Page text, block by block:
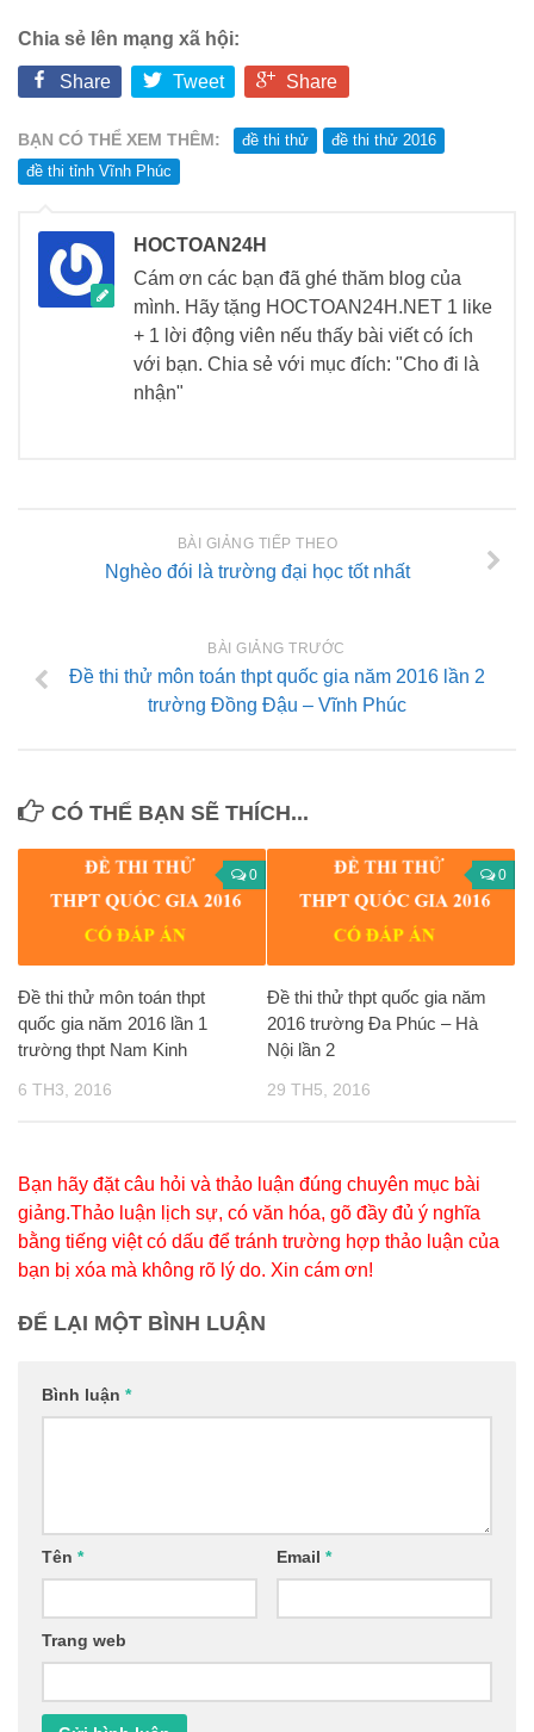
Mặt nón-mặt trụ-mặt cầu
PT mặt phẳng
Phương trình mặt cầu
PT đường thẳng
Videos
Bài học cuộc sống
Download tài liệu
Đề thi thử thpt quốc gia 2016
Chia sẻ lên mạng xã hội:
Share Tweet Share
BẠN CÓ THỂ XEM THÊM: đề thi thử
đề thi thử 2016
đề thi tỉnh Vĩnh Phúc
HOCTOAN24H
Cám ơn các bạn đã ghé thăm blog của
mình. Hãy tặng HOCTOAN24H.NET 1 like
+ 1 lời động viên nếu thấy bài viết có ích
với bạn. Chia sẻ với mục đích: "Cho đi là
nhận"
BÀI GIẢNG TIẾP THEO
Nghèo đói là trường đại học tốt nhất
BÀI GIẢNG TRƯỚC
Đề thi thử môn toán thpt quốc gia năm 2016 lần 2
trường Đồng Đậu – Vĩnh Phúc
CÓ THỂ BẠN SẼ THÍCH...
0
Đề thi thử môn toán thpt
quốc gia năm 2016 lần 1
trường thpt Nam Kinh
6 TH3, 2016
0
Đề thi thử thpt quốc gia năm
2016 trường Đa Phúc – Hà
Nội lần 2
29 TH5, 2016
Bạn hãy đặt câu hỏi và thảo luận đúng chuyên mục bài
giảng.Thảo luận lịch sự, có văn hóa, gõ đầy đủ ý nghĩa
bằng tiếng việt có dấu để tránh trường hợp thảo luận của
bạn bị xóa mà không rõ lý do. Xin cám ơn!
ĐỂ LẠI MỘT BÌNH LUẬN
Bình luận *
Tên * Email *
Trang web